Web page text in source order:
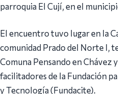
parroquia El Cují, en el
El encuentro tuvo lugar en la
comunidad Prado del Norte I,
Comuna Pensando en Chávez
facilitadores de la Fundación
y Tecnología (Fundacite).